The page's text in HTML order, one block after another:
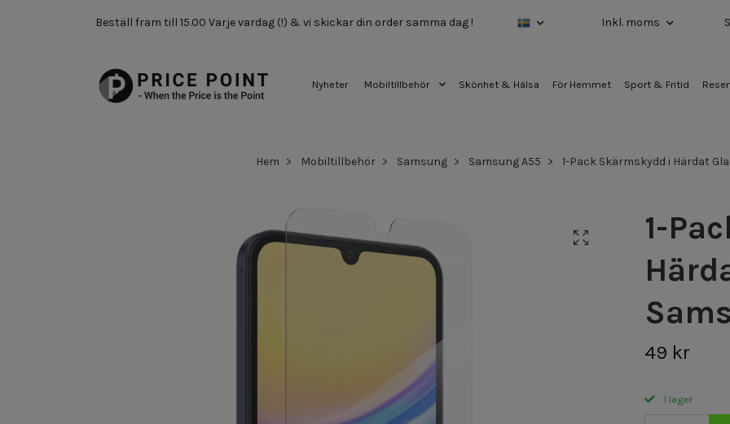
Beställ fram till 15.00 Varje vardag (!) & vi skickar din order samma dag ! Inkl. moms
Nyheter Mobiltillbehör Skönhet & Hälsa För Hemmet Sport & Fritid
Hem Mobiltillbehör Samsung Samsung A55 1-Pack Skärmskydd i Härdat
1-
49 kr
I lager